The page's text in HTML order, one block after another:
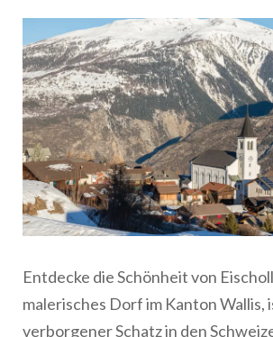
Entdecke die Schönheit von
malerisches Dorf im Kanton Wallis,
verborgener Schatz in den